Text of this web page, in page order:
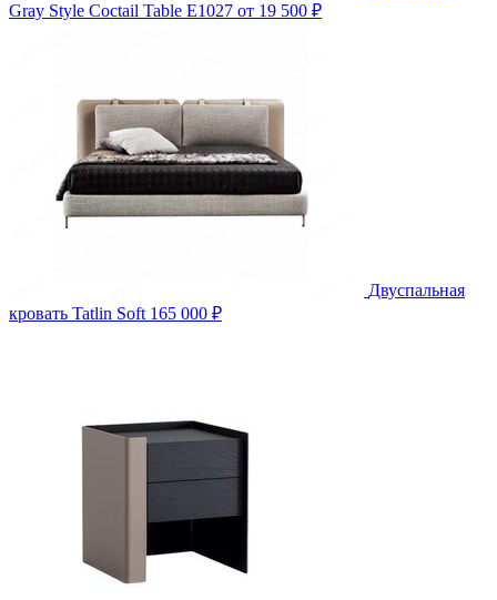
Gray Style Coctail Table E1027 от 19 500 ₽
Двуспальная
кровать Tatlin Soft 165 000 ₽